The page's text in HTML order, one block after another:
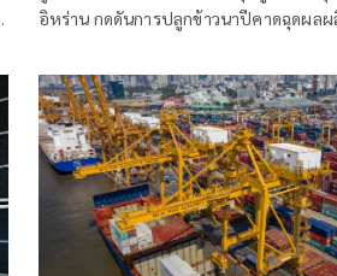
อิหร่าน กดดันการปลูกข้าวนาปีคาดฉุดผลผ